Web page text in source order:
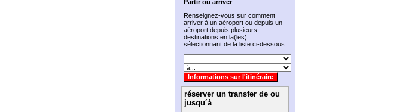
Partir ou arriver
Renseignez-vous sur comment
arriver à un aéroport ou depuis un
aéroport depuis plusieurs
destinations en la(les)
sélectionnant de la liste ci-dessous:
réserver un transfer de ou
jusqu´à